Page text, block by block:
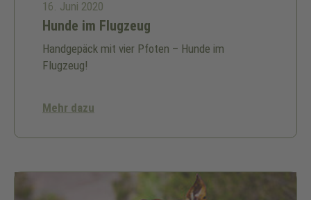
16. Juni 2020
Hunde im Flugzeug
Handgepäck mit vier Pfoten – Hunde im
Flugzeug!
Mehr dazu